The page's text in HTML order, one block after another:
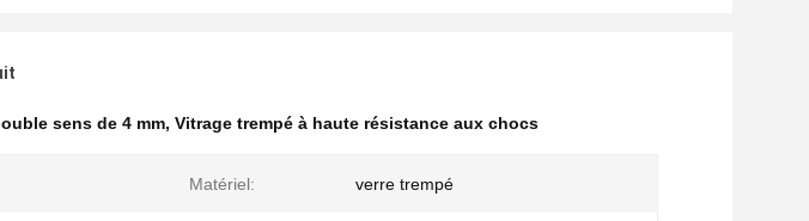
sens de 4 mm, Vitrage trempé à haute résistance aux chocs
Matériel: verre trempé